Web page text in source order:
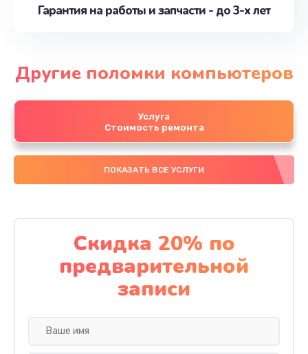
Гарантия на работы и запчасти - до 3-х лет
Другие поломки компьютеров
Услуга
Стоимость ремонта
ПОКАЗАТЬ ВСЕ УСЛУГИ
Скидка 20% по
предварительной
записи